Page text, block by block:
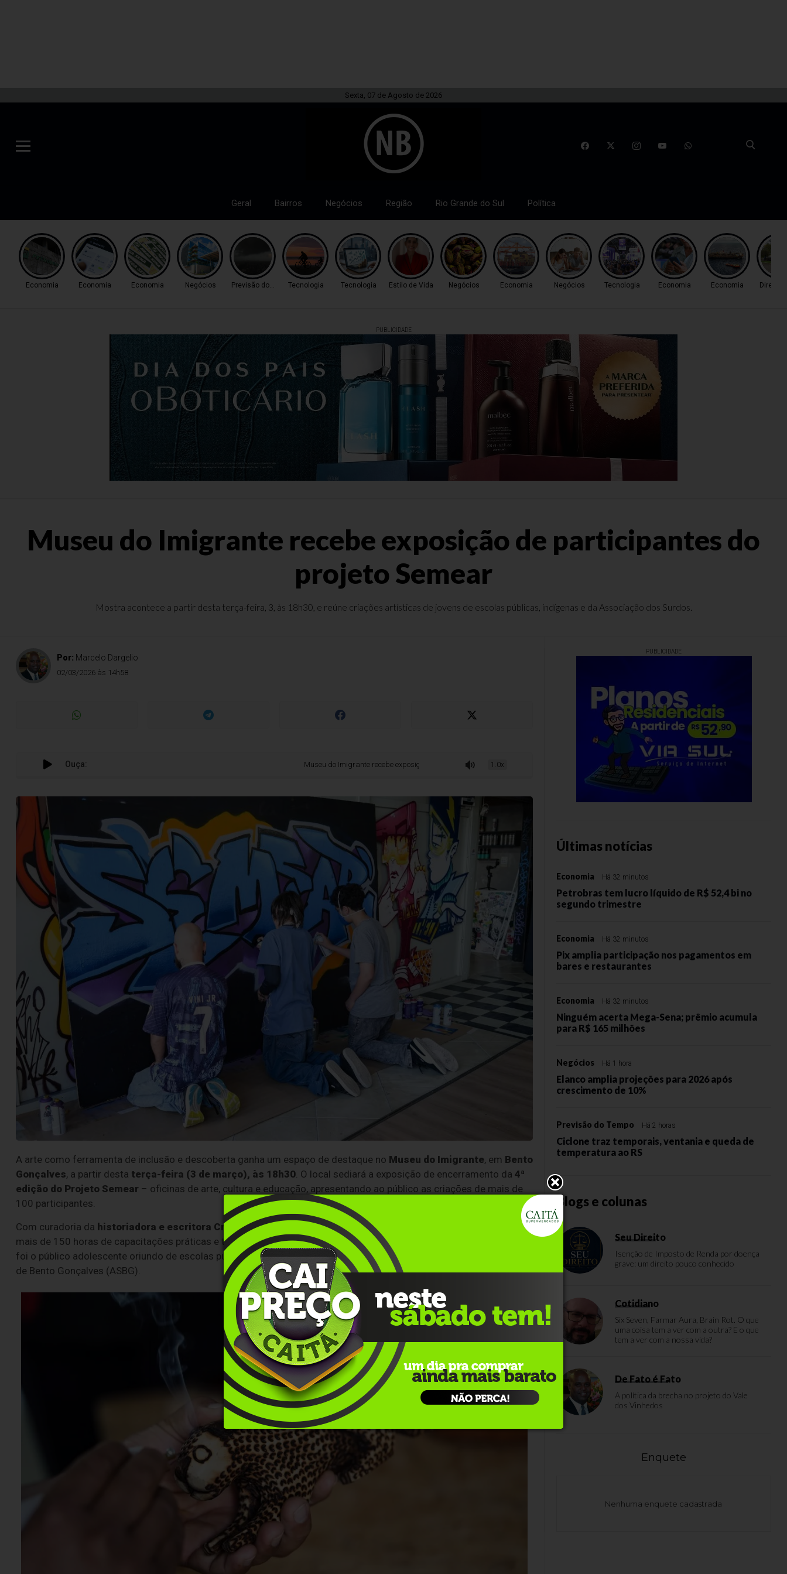
Sexta, 07 de Agosto de 2026
Geral Bairros Negócios Região Rio Grande do Sul Política
Economia Economia Economia Negócios Previsão do TempoTecnologia Tecnologia Estilo de Vida Negócios Economia Negócios Tecnologia Economia Economia Direito
PUBLICIDADE
Museu do Imigrante recebe exposição de participantes do
projeto Semear
Mostra acontece a partir desta terça-feira, 3, às 18h30, e reúne criações artísticas de jovens de escolas públicas, indígenas e da Associação dos Surdos.
Por: Marcelo Dargelio
02/03/2026 às 14h58
Ouça: Museu do Imigrante recebe exposição de participantes do projeto Semear
1.0x
A arte como ferramenta de inclusão e descoberta ganha um espaço de destaque no Museu do Imigrante, em Bento
Gonçalves, a partir desta terça-feira (3 de março), às 18h30. O local sediará a exposição de encerramento da 4ª
edição do Projeto Semear – oficinas de arte, cultura e educação, apresentando ao público as criações de mais de
100 participantes.
Com curadoria da historiadora e escritora Cristine Tedesco
, idealizadora da iniciativa, a mostra é o resultado de
mais de 150 horas de capacitações práticas e teóricas que englobaram diversas formas de
foi o público adolescente oriundo de escolas públicas, de escolas indígenas e membros da Associação dos Surdos
de Bento Gonçalves (ASBG).
PUBLICIDADE
Últimas notícias
Economia Há 32 minutos
Petrobras tem lucro líquido de R$ 52,4 bi no
segundo trimestre
Economia Há 32 minutos
Pix amplia participação nos pagamentos em
bares e restaurantes
Economia Há 32 minutos
Ninguém acerta Mega-Sena; prêmio acumula
para R$ 165 milhões
Negócios Há 1 hora
Elanco amplia projeções para 2026 após
crescimento de 10%
Previsão do Tempo Há 2 horas
Ciclone traz temporais, ventania e queda de
temperatura ao RS
Blogs e colunas
Seu Direito
Isenção de Imposto de Renda por doença
grave: um direito pouco conhecido
Cotidiano
Six Seven, Farmar Aura, Brain Rot. O que
uma coisa tem a ver com a outra? E o que
tem a ver com a nossa vida?
De Fato é Fato
A política da brecha no projeto do Vale
dos Vinhedos
Enquete
Nenhuma enquete cadastrada